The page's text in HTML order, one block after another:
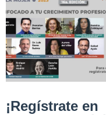
¡Regístrate en